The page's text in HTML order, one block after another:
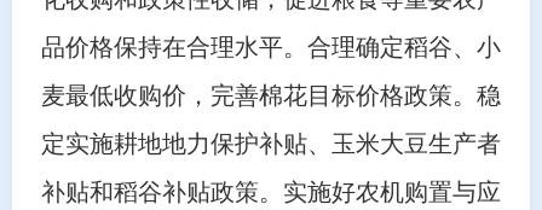
品价格保持在合理水平。合理确定稻谷、小
麦最低收购价，完善棉花目标价格政策。稳
定实施耕地地力保护补贴、玉米大豆生产者
补贴和稻谷补贴政策。实施好农机购置与应